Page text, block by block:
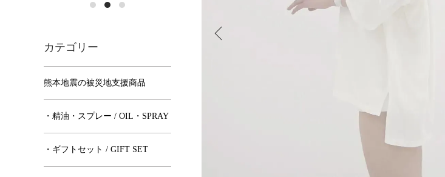
カテゴリー
熊本地震の被災地支援商品
・精油・スプレー / OIL・SPRAY
・ギフトセット / GIFT SET